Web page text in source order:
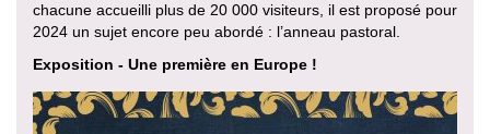
chacune accueilli plus de 20 000 visiteurs, il est proposé pour
2024 un sujet encore peu abordé : l’anneau pastoral.
Exposition - Une première en Europe !